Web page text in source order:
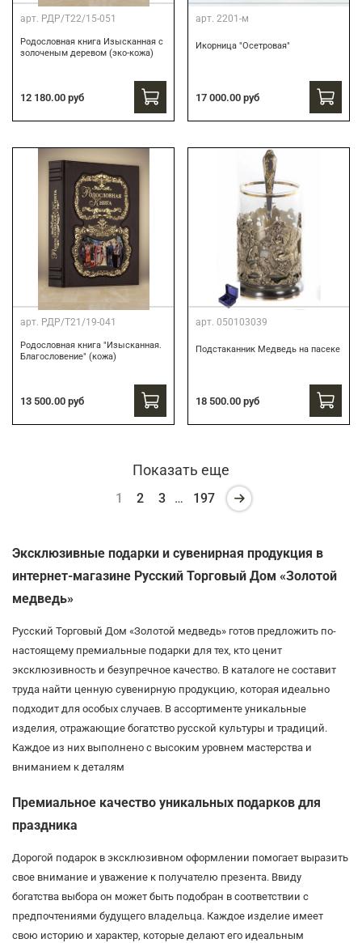
арт. РДР/Т22/15-051
Родословная книга Изысканная с
золоченым деревом (эко-кожа)
12 180.00 руб
арт. 2201-м
Икорница "Осетровая"
17 000.00 руб
арт. РДР/Т21/19-041
Родословная книга "Изысканная.
Благословение" (кожа)
13 500.00 руб
арт. 050103039
Подстаканник Медведь на пасеке
18 500.00 руб
Показать еще
1 2 3 … 197
Эксклюзивные подарки и сувенирная продукция в
интернет-магазине Русский Торговый Дом «Золотой
медведь»
Русский Торговый Дом «Золотой медведь» готов предложить по-
настоящему премиальные подарки для тех, кто ценит
эксклюзивность и безупречное качество. В каталоге не составит
труда найти ценную сувенирную продукцию, которая идеально
подходит для особых случаев. В ассортименте уникальные
изделия, отражающие богатство русской культуры и традиций.
Каждое из них выполнено с высоким уровнем мастерства и
вниманием к деталям
Премиальное качество уникальных подарков для
праздника
Дорогой подарок в эксклюзивном оформлении помогает выразить
свое внимание и уважение к получателю презента. Ввиду
богатства выбора он может быть подобран в соответствии с
предпочтениями будущего владельца. Каждое изделие имеет
свою историю и характер, которые делают его идеальным